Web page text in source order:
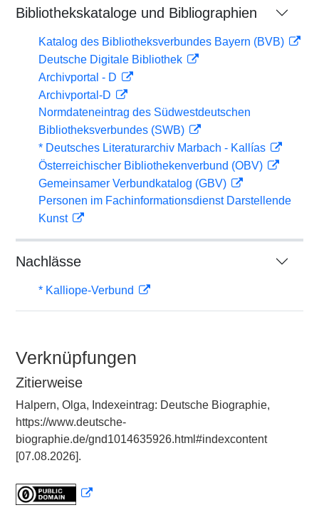
Bibliothekskataloge und Bibliographien
Katalog des Bibliotheksverbundes Bayern (BVB)
Deutsche Digitale Bibliothek
Archivportal - D
Archivportal-D
Normdateneintrag des Südwestdeutschen
Bibliotheksverbundes (SWB)
* Deutsches Literaturarchiv Marbach - Kallías
Österreichischer Bibliothekenverbund (OBV)
Gemeinsamer Verbundkatalog (GBV)
Personen im Fachinformationsdienst Darstellende
Kunst
Nachlässe
* Kalliope-Verbund
Verknüpfungen
Zitierweise
Halpern, Olga, Indexeintrag: Deutsche Biographie,
https://www.deutsche-
biographie.de/gnd1014635926.html#indexcontent
[07.08.2026].